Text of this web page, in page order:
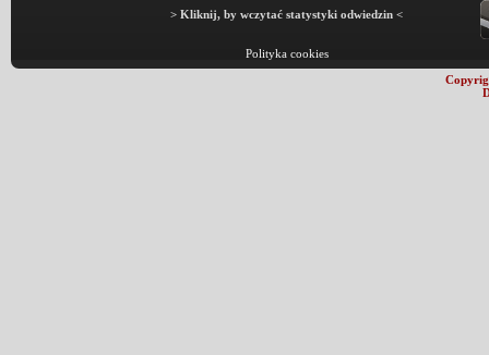
> Kliknij, by wczytać statystyki odwiedzin <
Polityka cookies